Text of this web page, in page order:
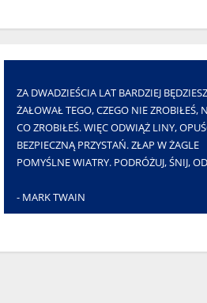
ZA DWADZIEŚCIA LAT BARDZIEJ BĘDZIESZ
ŻAŁOWAŁ TEGO, CZEGO NIE ZROBIŁEŚ,
CO ZROBIŁEŚ. WIĘC ODWIĄŻ LINY,
BEZPIECZNĄ PRZYSTAŃ. ZŁAP W ŻAGLE
POMYŚLNE WIATRY. PODRÓŻUJ, ŚNIJ,
- MARK TWAIN